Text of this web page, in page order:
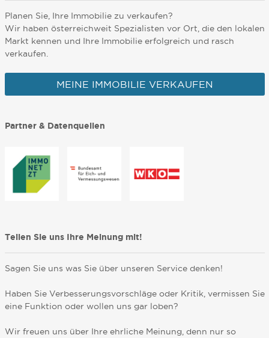
Planen Sie, Ihre Immobilie zu verkaufen?
Wir haben österreichweit Spezialisten vor Ort, die den lokalen
Markt kennen und Ihre Immobilie erfolgreich und rasch
verkaufen.
MEINE IMMOBILIE VERKAUFEN
Partner & Datenquellen
Teilen Sie uns Ihre Meinung mit!
Sagen Sie uns was Sie über unseren Service denken!
Haben Sie Verbesserungsvorschläge oder Kritik, vermissen Sie
eine Funktion oder wollen uns gar loben?
Wir freuen uns über Ihre ehrliche Meinung, denn nur so